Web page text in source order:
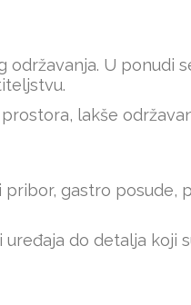
U ponudi
lakše
pribor, gastro posude,
do detalja koji